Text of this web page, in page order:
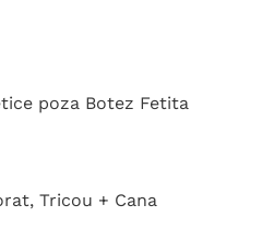
poza Botez Fetita
Tricou + Cana